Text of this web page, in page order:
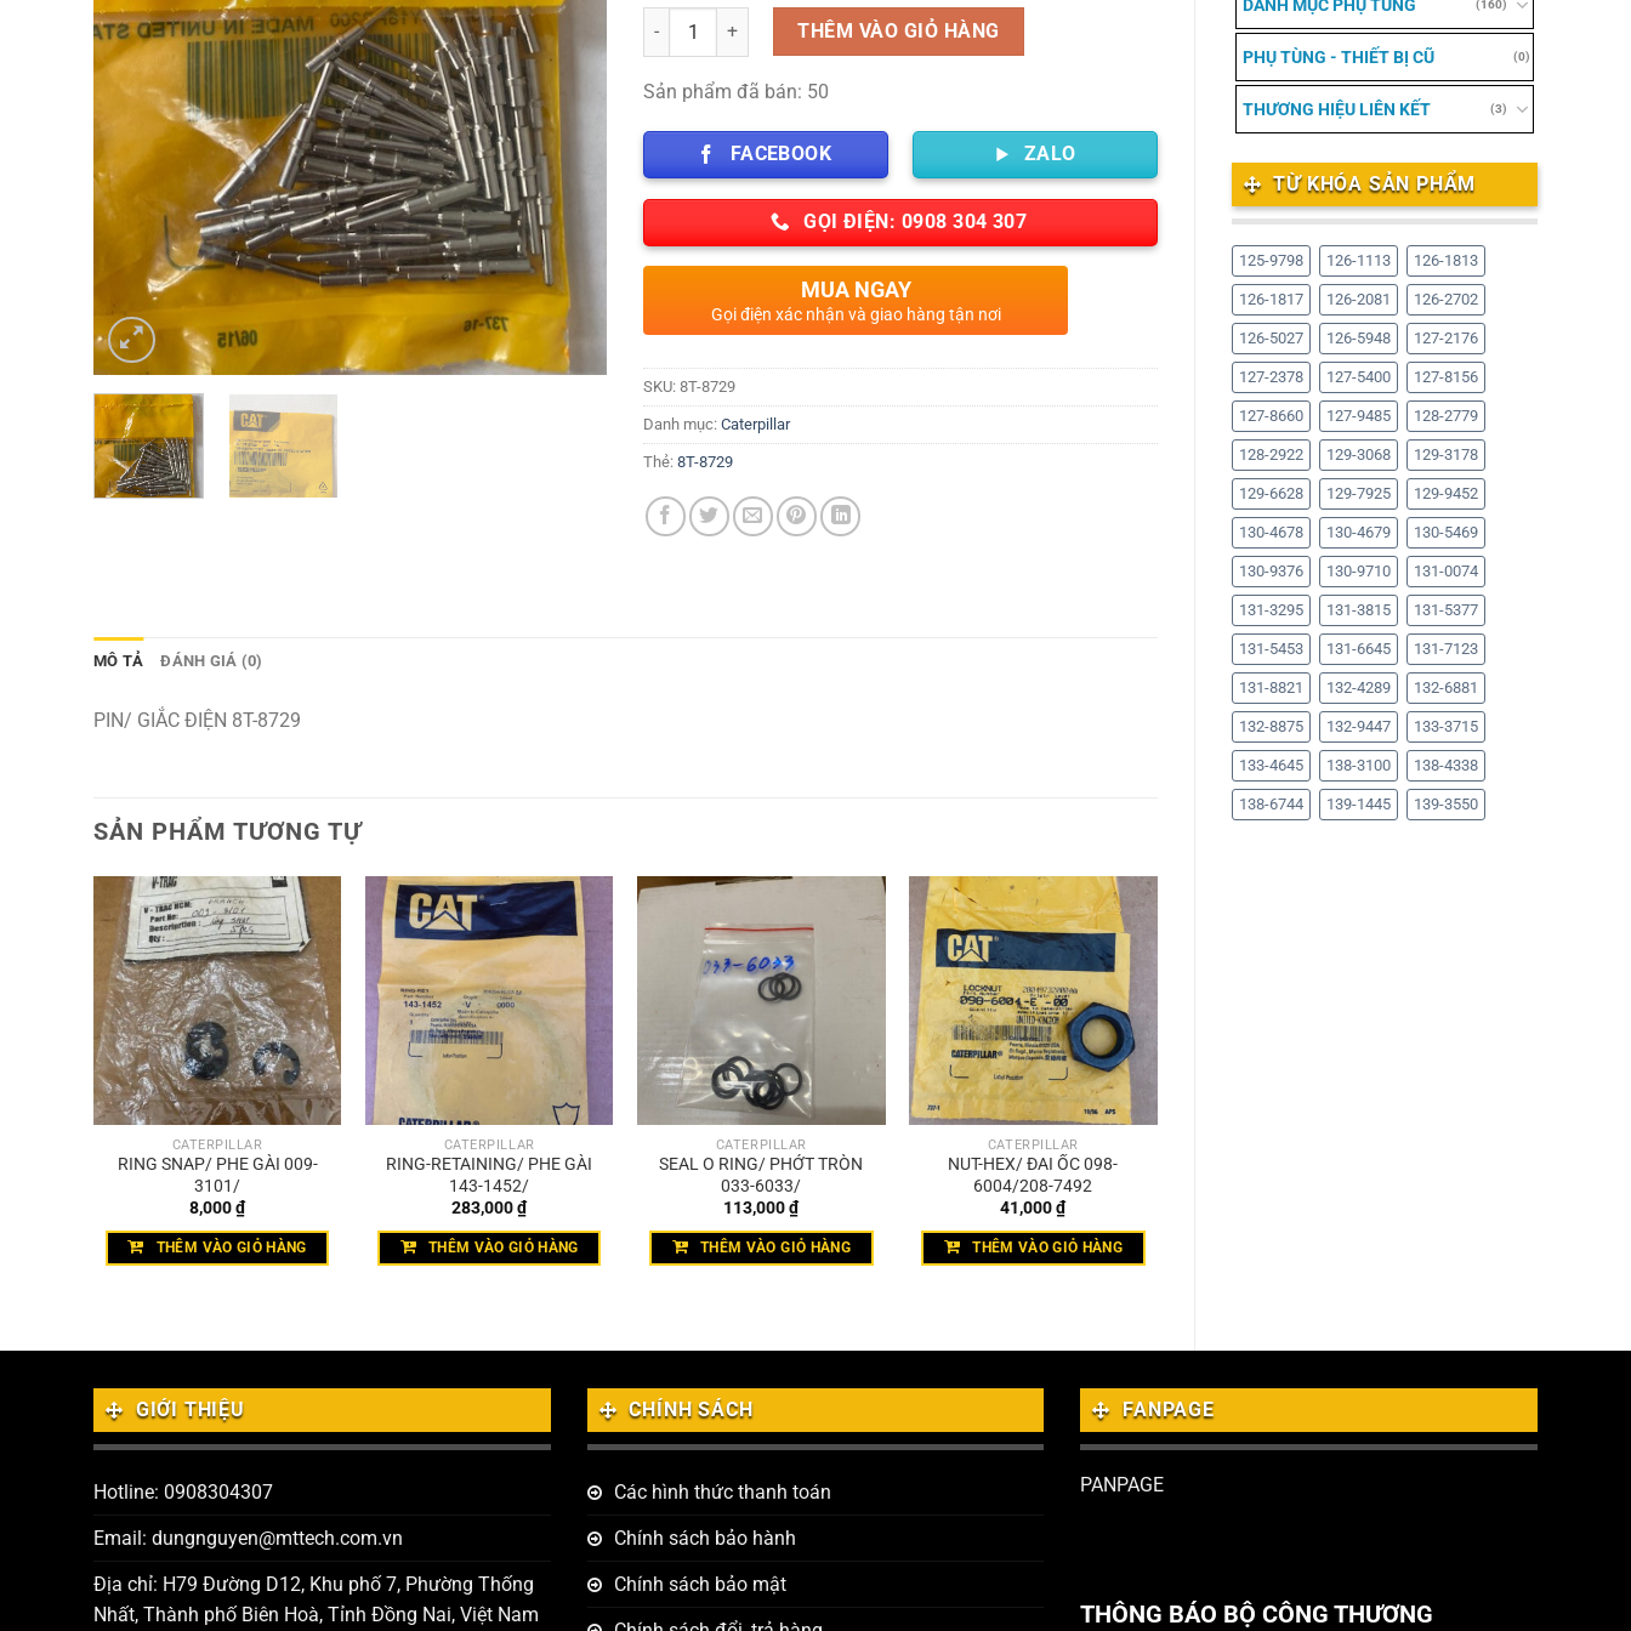
DANH MỤC PHỤ TÙNG (160)
PHỤ TÙNG - THIẾT BỊ CŨ (0)
THƯƠNG HIỆU LIÊN KẾT (3)
TỪ KHÓA SẢN PHẨM
125-9798 126-1113 126-1813
126-1817 126-2081 126-2702
126-5027 126-5948 127-2176
127-2378 127-5400 127-8156
127-8660 127-9485 128-2779
128-2922 129-3068 129-3178
129-6628 129-7925 129-9452
130-4678 130-4679 130-5469
130-9376 130-9710 131-0074
131-3295 131-3815 131-5377
131-5453 131-6645 131-7123
131-8821 132-4289 132-6881
132-8875 132-9447 133-3715
133-4645 138-3100 138-4338
138-6744 139-1445 139-3550
Số lượng THÊM VÀO GIỎ HÀNG
Sản phẩm đã bán: 50
FACEBOOK ZALO
GỌI ĐIỆN: 0908 304 307
MUA NGAY
Gọi điện xác nhận và giao hàng tận nơi
SKU:8T-8729
Danh mục:Caterpillar
Thẻ:8T-8729
MÔ TẢ ĐÁNH GIÁ (0)
PIN/ GIẮC ĐIỆN 8T-8729
SẢN PHẨM TƯƠNG TỰ
CATERPILLAR
RING SNAP/ PHE GÀI 009-
3101/
8,000₫
THÊM VÀO GIỎ HÀNG
CATERPILLAR
RING-RETAINING/ PHE GÀI
143-1452/
283,000₫
THÊM VÀO GIỎ HÀNG
CATERPILLAR
SEAL O RING/ PHỚT TRÒN
033-6033/
113,000₫
THÊM VÀO GIỎ HÀNG
CATERPILLAR
NUT-HEX/ ĐAI ỐC 098-
6004/208-7492
41,000₫
THÊM VÀO GIỎ HÀNG
GIỚI THIỆU
Hotline: 0908304307
Email: dungnguyen@mttech.com.vn
Địa chỉ: H79 Đường D12, Khu phố 7, Phường Thống
Nhất, Thành phố Biên Hoà, Tỉnh Đồng Nai, Việt Nam
CHÍNH SÁCH
Các hình thức thanh toán
Chính sách bảo hành
Chính sách bảo mật
FANPAGE
PANPAGE
THÔNG BÁO BỘ CÔNG THƯƠNG